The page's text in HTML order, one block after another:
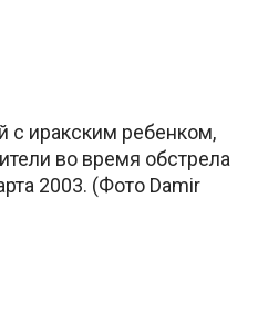
с иракским ребенком,
во время обстрела
2003. (Фото Damir